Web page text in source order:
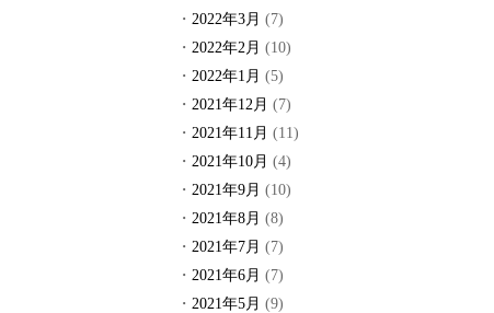
2022年3月 (7)
2022年2月 (10)
2022年1月 (5)
2021年12月 (7)
2021年11月 (11)
2021年10月 (4)
2021年9月 (10)
2021年8月 (8)
2021年7月 (7)
2021年6月 (7)
2021年5月 (9)